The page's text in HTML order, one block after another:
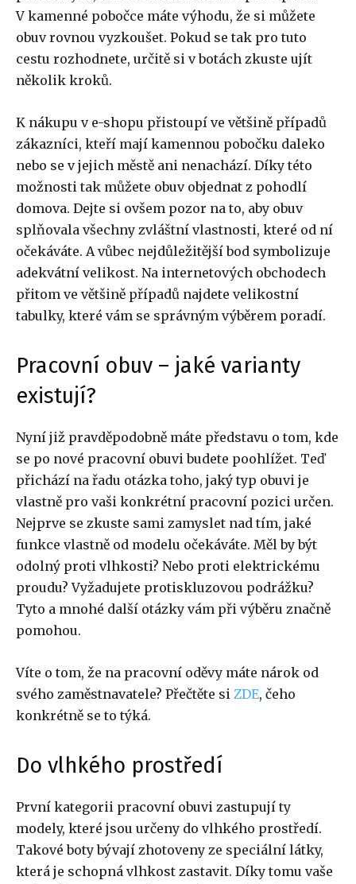
V kamenné pobočce máte výhodu, že si můžete
obuv rovnou vyzkoušet. Pokud se tak pro tuto
cestu rozhodnete, určitě si v botách zkuste ujít
několik kroků.
K nákupu v e-shopu přistoupí ve většině případů
zákazníci, kteří mají kamennou pobočku daleko
nebo se v jejich městě ani nenachází. Díky této
možnosti tak můžete obuv objednat z pohodlí
domova. Dejte si ovšem pozor na to, aby obuv
splňovala všechny zvláštní vlastnosti, které od ní
očekáváte. A vůbec nejdůležitější bod symbolizuje
adekvátní velikost. Na internetových obchodech
přitom ve většině případů najdete velikostní
tabulky, které vám se správným výběrem poradí.
Pracovní obuv – jaké varianty
existují?
Nyní již pravděpodobně máte představu o tom, kde
se po nové pracovní obuvi budete poohlížet. Teď
přichází na řadu otázka toho, jaký typ obuvi je
vlastně pro vaši konkrétní pracovní pozici určen.
Nejprve se zkuste sami zamyslet nad tím, jaké
funkce vlastně od modelu očekáváte. Měl by být
odolný proti vlhkosti? Nebo proti elektrickému
proudu? Vyžadujete protiskluzovou podrážku?
Tyto a mnohé další otázky vám při výběru značně
pomohou.
Víte o tom, že na pracovní oděvy máte nárok od
svého zaměstnavatele? Přečtěte si ZDE, čeho
konkrétně se to týká.
Do vlhkého prostředí
První kategorii pracovní obuvi zastupují ty
modely, které jsou určeny do vlhkého prostředí.
Takové boty bývají zhotoveny ze speciální látky,
která je schopná vlhkost zastavit. Díky tomu vaše